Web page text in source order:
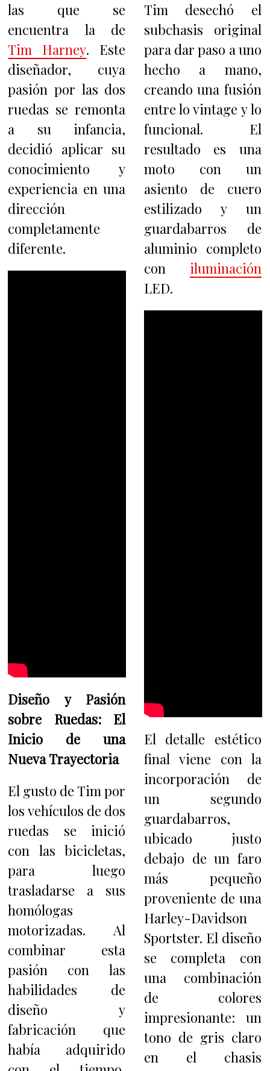
las que se
encuentra la de
Tim Harney. Este
diseñador, cuya
pasión por las dos
ruedas se remonta
a su infancia,
decidió aplicar su
conocimiento y
experiencia en una
dirección
completamente
diferente.
Diseño y Pasión
sobre Ruedas: El
Inicio de una
Nueva Trayectoria
El gusto de Tim por
los vehículos de dos
ruedas se inició
con las bicicletas,
para luego
trasladarse a sus
homólogas
motorizadas. Al
combinar esta
pasión con las
habilidades de
diseño y
fabricación que
había adquirido
Tim desechó el
subchasis original
para dar paso a uno
hecho a mano,
creando una fusión
entre lo vintage y lo
funcional. El
resultado es una
moto con un
asiento de cuero
estilizado y un
guardabarros de
aluminio completo
con iluminación
LED.
El detalle estético
final viene con la
incorporación de
un segundo
guardabarros,
ubicado justo
debajo de un faro
más pequeño
proveniente de una
Harley-Davidson
Sportster. El diseño
se completa con
una combinación
de colores
impresionante: un
tono de gris claro
en el chasis